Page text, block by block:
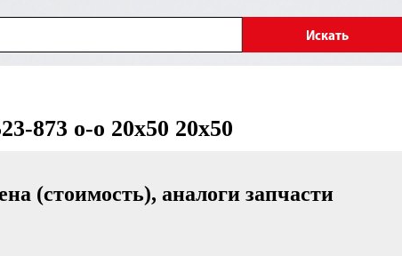
873 o-o 20x50 20x50
(стоимость), аналоги запчасти